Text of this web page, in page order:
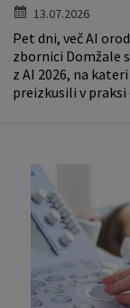
13.07.2026
Pet dni, več AI
zbornici Domžale
z AI 2026, na
preizkusili v praksi